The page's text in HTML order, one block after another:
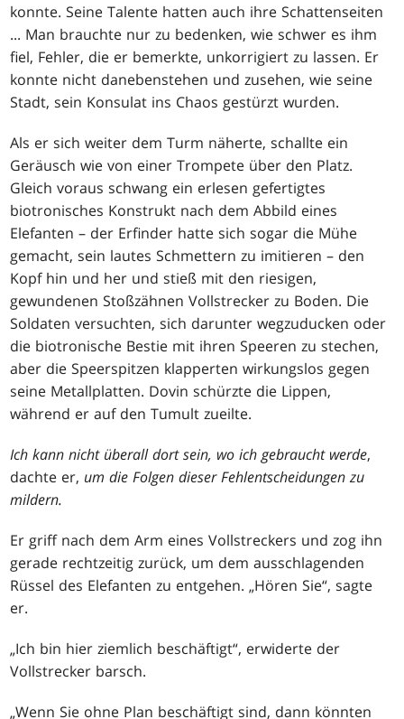
konnte. Seine Talente hatten auch ihre Schattenseiten
... Man brauchte nur zu bedenken, wie schwer es ihm
fiel, Fehler, die er bemerkte, unkorrigiert zu lassen. Er
konnte nicht danebenstehen und zusehen, wie seine
Stadt, sein Konsulat ins Chaos gestürzt wurden.
Als er sich weiter dem Turm näherte, schallte ein
Geräusch wie von einer Trompete über den Platz.
Gleich voraus schwang ein erlesen gefertigtes
biotronisches Konstrukt nach dem Abbild eines
Elefanten – der Erfinder hatte sich sogar die Mühe
gemacht, sein lautes Schmettern zu imitieren – den
Kopf hin und her und stieß mit den riesigen,
gewundenen Stoßzähnen Vollstrecker zu Boden. Die
Soldaten versuchten, sich darunter wegzuducken oder
die biotronische Bestie mit ihren Speeren zu stechen,
aber die Speerspitzen klapperten wirkungslos gegen
seine Metallplatten. Dovin schürzte die Lippen,
während er auf den Tumult zueilte.
Ich kann nicht überall dort sein, wo ich gebraucht werde,
dachte er, um die Folgen dieser Fehlentscheidungen zu
mildern.
Er griff nach dem Arm eines Vollstreckers und zog ihn
gerade rechtzeitig zurück, um dem ausschlagenden
Rüssel des Elefanten zu entgehen. „Hören Sie“, sagte
er.
„Ich bin hier ziemlich beschäftigt“, erwiderte der
Vollstrecker barsch.
„Wenn Sie ohne Plan beschäftigt sind, dann könnten